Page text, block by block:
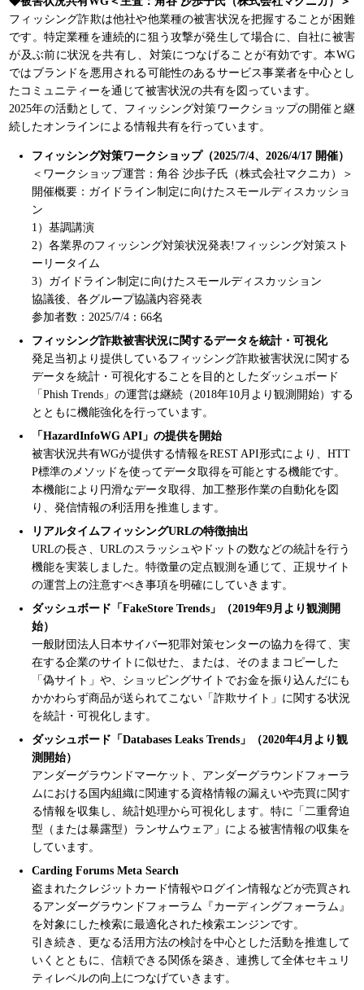
フィッシング詐欺は他社や他業種の被害状況を把握することが困難
です。特定業種を連続的に狙う攻撃が発生して場合に、自社に被害
が及ぶ前に状況を共有し、対策につなげることが有効です。本WG
ではブランドを悪用される可能性のあるサービス事業者を中心とし
たコミュニティーを通じて被害状況の共有を図っています。
2025年の活動として、フィッシング対策ワークショップの開催と継
続したオンラインによる情報共有を行っています。
フィッシング対策ワークショップ（2025/7/4、2026/4/17 開催）
＜ワークショップ運営：角谷 沙歩子氏（株式会社マクニカ）＞
開催概要：ガイドライン制定に向けたスモールディスカッショ
ン
1）基調講演
2）各業界のフィッシング対策状況発表!フィッシング対策スト
ーリータイム
3）ガイドライン制定に向けたスモールディスカッション
協議後、各グループ協議内容発表
参加者数：2025/7/4：66名
フィッシング詐欺被害状況に関するデータを統計・可視化
発足当初より提供しているフィッシング詐欺被害状況に関する
データを統計・可視化することを目的としたダッシュボード
「Phish Trends」の運営は継続（2018年10月より観測開始）する
とともに機能強化を行っています。
「HazardInfoWG API」の提供を開始
被害状況共有WGが提供する情報をREST API形式により、HTT
P標準のメソッドを使ってデータ取得を可能とする機能です。
本機能により円滑なデータ取得、加工整形作業の自動化を図
り、発信情報の利活用を推進します。
リアルタイムフィッシングURLの特徴抽出
URLの長さ、URLのスラッシュやドットの数などの統計を行う
機能を実装しました。特徴量の定点観測を通じて、正規サイト
の運営上の注意すべき事項を明確にしていきます。
ダッシュボード「FakeStore Trends」（2019年9月より観測開
始）
一般財団法人日本サイバー犯罪対策センターの協力を得て、実
在する企業のサイトに似せた、または、そのままコピーした
「偽サイト」や、ショッピングサイトでお金を振り込んだにも
かかわらず商品が送られてこない「詐欺サイト」に関する状況
を統計・可視化します。
ダッシュボード「Databases Leaks Trends」（2020年4月より観
測開始）
アンダーグラウンドマーケット、アンダーグラウンドフォーラ
ムにおける国内組織に関連する資格情報の漏えいや売買に関す
る情報を収集し、統計処理から可視化します。特に「二重脅迫
型（または暴露型）ランサムウェア」による被害情報の収集を
しています。
Carding Forums Meta Search
盗まれたクレジットカード情報やログイン情報などが売買され
るアンダーグラウンドフォーラム『カーディングフォーラム』
を対象にした検索に最適化された検索エンジンです。
引き続き、更なる活用方法の検討を中心とした活動を推進して
いくとともに、信頼できる関係を築き、連携して全体セキュリ
ティレベルの向上につなげていきます。